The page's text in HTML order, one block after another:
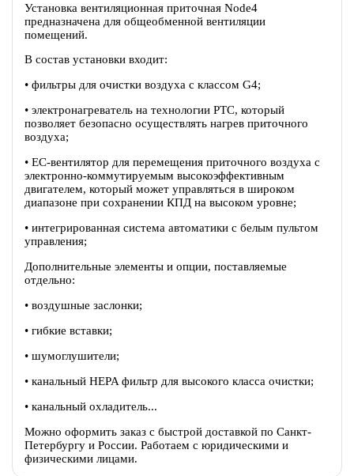
Установка вентиляционная приточная Node4
предназначена для общеобменной вентиляции
помещений.
В состав установки входит:
• фильтры для очистки воздуха с классом G4;
• электронагреватель на технологии PTC, который
позволяет безопасно осуществлять нагрев приточного
воздуха;
• EC-вентилятор для перемещения приточного воздуха c
электронно-коммутируемым высокоэффективным
двигателем, который может управляться в широком
диапазоне при сохранении КПД на высоком уровне;
• интегрированная система автоматики с белым пультом
управления;
Дополнительные элементы и опции, поставляемые
отдельно:
• воздушные заслонки;
• гибкие вставки;
• шумоглушители;
• канальный HEPA фильтр для высокого класса очистки;
• канальный охладитель...
Можно оформить заказ с быстрой доставкой по Санкт-
Петербургу и России. Работаем с юридическими и
физическими лицами.